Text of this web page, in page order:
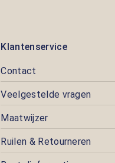
Klantenservice
Contact
Veelgestelde vragen
Maatwijzer
Ruilen & Retourneren